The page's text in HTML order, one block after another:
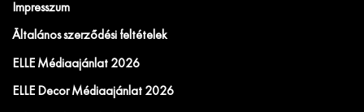
Impresszum
Általános szerződési feltételek
ELLE Médiaajánlat 2026
ELLE Decor Médiaajánlat 2026